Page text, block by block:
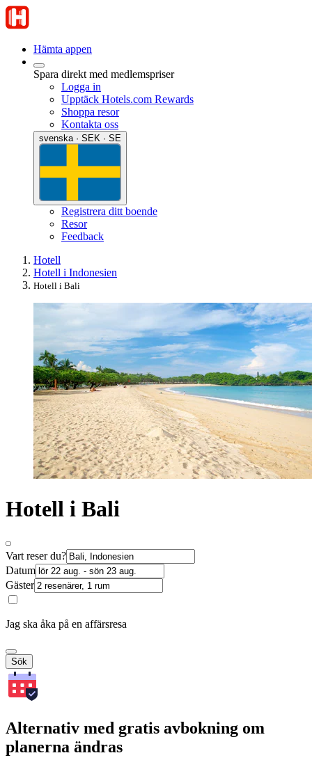
Hämta appen
Spara direkt med medlemspriser
Logga in
Upptäck Hotels.com Rewards
Shoppa resor
Kontakta oss
svenska · SEK · SE
Registrera ditt boende
Resor
Feedback
Hotell
Hotell i Indonesien
Hotell i Bali
Hotell i Bali
Vart reser du?
Datum
Gäster
Jag ska åka på en affärsresa
Sök
Alternativ med gratis avbokning om
planerna ändras